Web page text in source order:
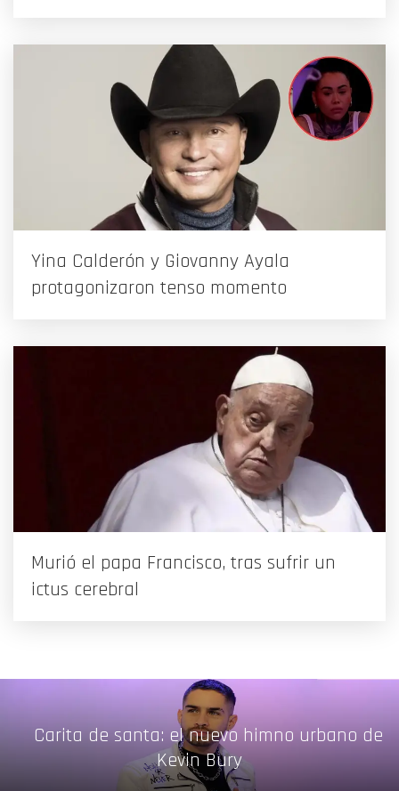
Yina Calderón y Giovanny Ayala
protagonizaron tenso momento
Murió el papa Francisco, tras sufrir un
ictus cerebral
Carita de santa: el nuevo himno urbano de
Kevin Bury